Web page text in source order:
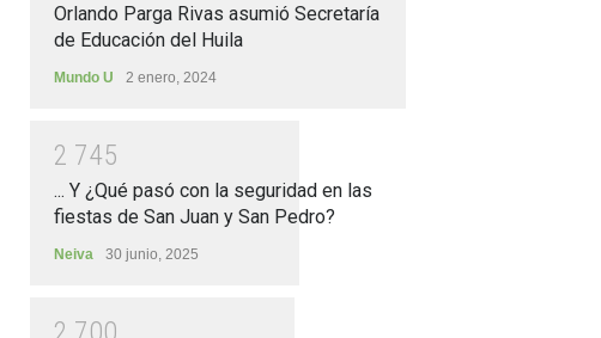
Orlando Parga Rivas asumió Secretaría
de Educación del Huila
Mundo U 2 enero, 2024
2 745
... Y ¿Qué pasó con la seguridad en las
fiestas de San Juan y San Pedro?
Neiva 30 junio, 2025